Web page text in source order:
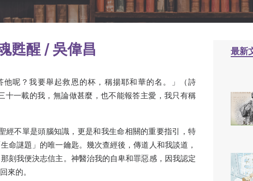
甦醒 / 吳偉昌
他呢？我要舉起救恩的杯，稱揚耶和華的名。」（詩
十一載的我，無論做甚麼，也不能報答主愛，我只有稱
經不單是頭腦知識，更是和我生命相關的重要指引，特
命謎題」的唯一鑰匙。幾次查經後，傳道人和我談道，
刻我便決志信主。神醫治我的自卑和罪惡感，因我認定
來的。
最新